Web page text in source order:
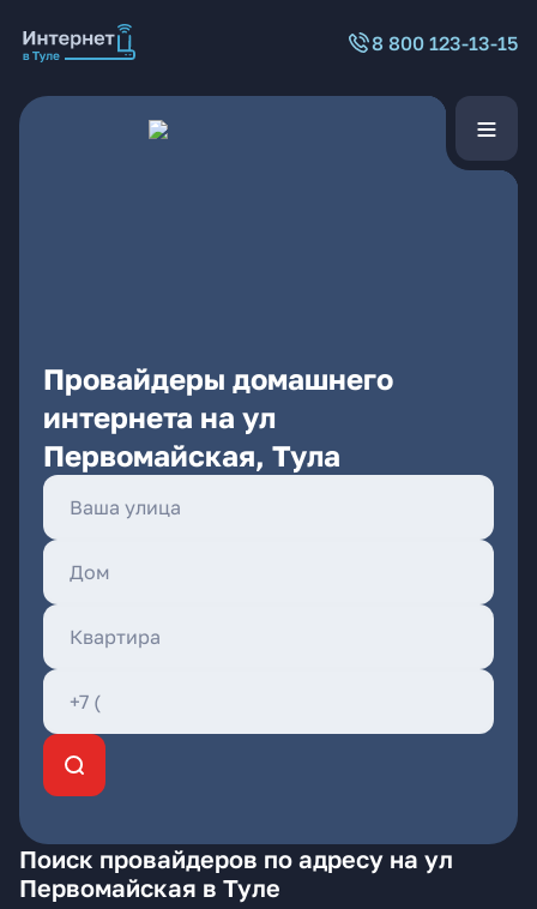
8 800 123-13-15
Провайдеры домашнего
интернета на ул
Первомайская, Тула
Поиск провайдеров по адресу на ул
Первомайская в Туле